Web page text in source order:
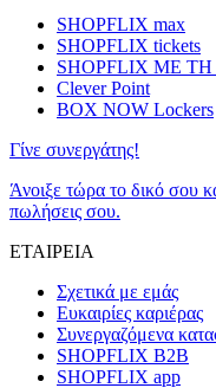
SHOPFLIX max
SHOPFLIX tickets
SHOPFLIX ΜΕ
Clever Point
BOX NOW Lockers
Γίνε συνεργάτης!
Άνοιξε τώρα το δικό σου
πωλήσεις σου.
ΕΤΑΙΡΕΙΑ
Σχετικά με εμάς
Ευκαιρίες καριέρας
Συνεργαζόμενα
SHOPFLIX B2B
SHOPFLIX app